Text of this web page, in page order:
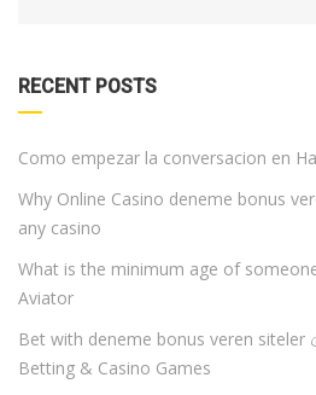
RECENT POSTS
Como empezar la conversacion en
Why Online Casino deneme bonus
any casino
What is the minimum age of
Aviator
Bet with deneme bonus veren siteler
Betting & Casino Games